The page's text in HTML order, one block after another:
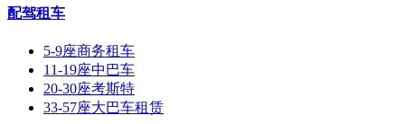
配驾租车
5-9座商务租车
11-19座中巴车
20-30座考斯特
33-57座大巴车租赁